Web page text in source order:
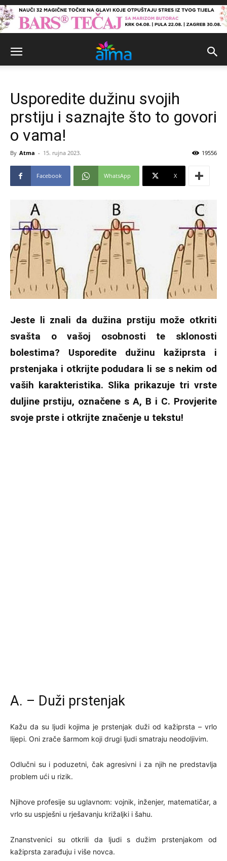
Usporedite dužinu svojih
prstiju i saznajte što to govori
o vama!
By Atma - 15. rujna 2023. 19556
Facebook WhatsApp X
Jeste li znali da dužina prstiju može otkriti
svašta o vašoj osobnosti te sklonosti
bolestima? Usporedite dužinu kažiprsta i
prstenjaka i otkrijte podudara li se s nekim od
vaših karakteristika. Slika prikazuje tri vrste
duljine prstiju, označene s A, B i C. Provjerite
svoje prste i otkrijte značenje u tekstu!
A. – Duži prstenjak
Kažu da su ljudi kojima je prstenjak duži od kažiprsta – vrlo
lijepi. Oni zrače šarmom koji drugi ljudi smatraju neodoljivim.
Odlučni su i poduzetni, čak agresivni i za njih ne predstavlja
problem ući u rizik.
Njihove profesije su uglavnom: vojnik, inženjer, matematičar, a
vrlo su uspješni u rješavanju križaljki i šahu.
Znanstvenici su otkrili da ljudi s dužim prstenjakom od
kažiprsta zarađuju i više novca.